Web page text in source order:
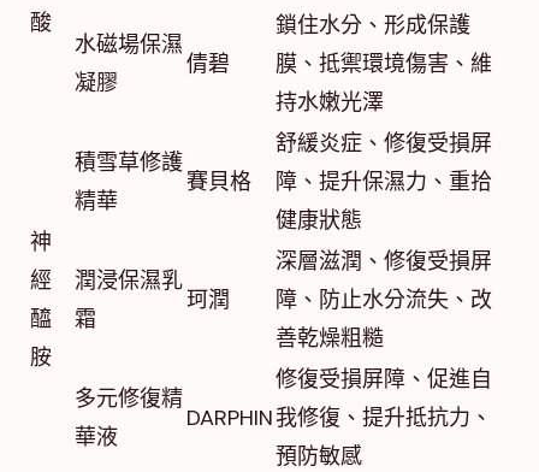
酸
水磁場保濕
凝膠
倩碧
鎖住水分、形成保護
膜、抵禦環境傷害、維
持水嫩光澤
神
經
醯
胺
積雪草修護
精華
賽貝格
舒緩炎症、修復受損屏
障、提升保濕力、重拾
健康狀態
潤浸保濕乳
霜
珂潤
深層滋潤、修復受損屏
障、防止水分流失、改
善乾燥粗糙
多元修復精
華液
DARPHIN
修復受損屏障、促進自
我修復、提升抵抗力、
預防敏感